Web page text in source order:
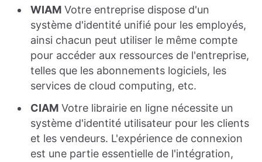
WIAM Votre entreprise dispose d'un
système d'identité unifié pour les employés,
ainsi chacun peut utiliser le même compte
pour accéder aux ressources de l'entreprise,
telles que les abonnements logiciels, les
services de cloud computing, etc.
CIAM Votre librairie en ligne nécessite un
système d'identité utilisateur pour les clients
et les vendeurs. L'expérience de connexion
est une partie essentielle de l'intégration,